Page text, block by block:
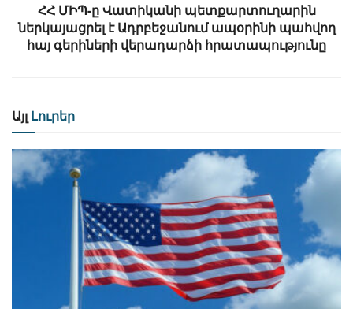
ՀՀ ՄԻՊ-ը Վատիկանի պետքարտուղարին
ներկայացրել է Ադրբեջանում ապօրինի պահվող
հայ գերիների վերադարձի հրատապությունը
Այլ Լուրեր